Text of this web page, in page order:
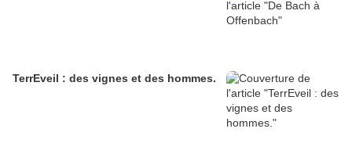
TerrEveil : des vignes et des hommes.